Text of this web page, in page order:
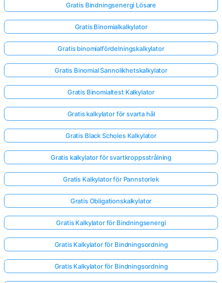
Gratis Bindningsenergi Lösare
Gratis Binomialkalkylator
Gratis binomialfördelningskalkylator
Gratis Binomial Sannolikhetskalkylator
Gratis Binomialtest Kalkylator
Gratis kalkylator för svarta hål
Gratis Black Scholes Kalkylator
Gratis kalkylator för svartkroppsstrålning
Gratis Kalkylator för Pannstorlek
Gratis Obligationskalkylator
Gratis Kalkylator för Bindningsenergi
Gratis Kalkylator för Bindningsordning
Gratis Kalkylator för Bindningsordning